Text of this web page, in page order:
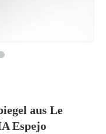
aus Le
Espejo